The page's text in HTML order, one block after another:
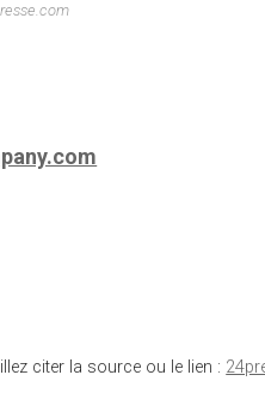
citer la source ou le lien :